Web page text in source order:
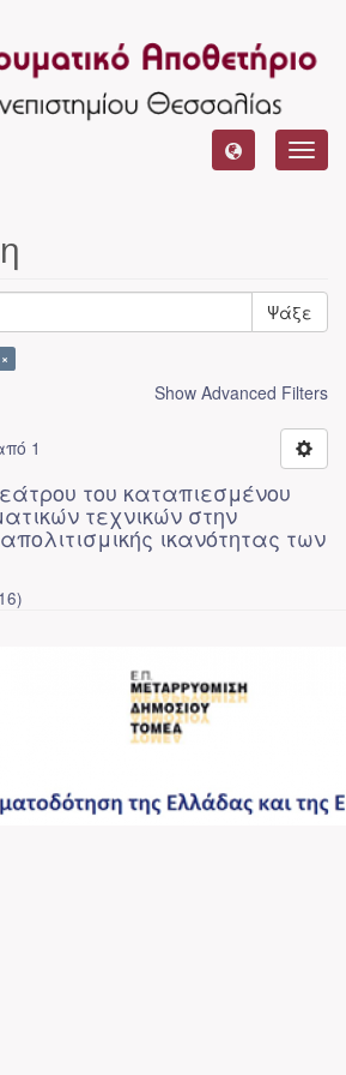
Ψάξε
Show Advanced Filters
1
του καταπιεσμένου
τεχνικών στην
ικανότητας των
)